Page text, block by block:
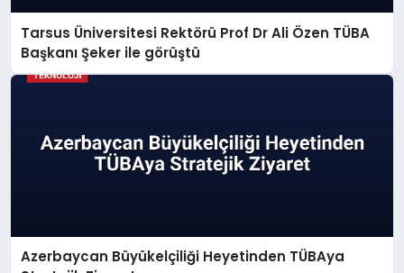
Tarsus Üniversitesi Rektörü Prof Dr Ali Özen TÜBA
Başkanı Şeker ile görüştü
Azerbaycan Büyükelçiliği Heyetinden TÜBAya